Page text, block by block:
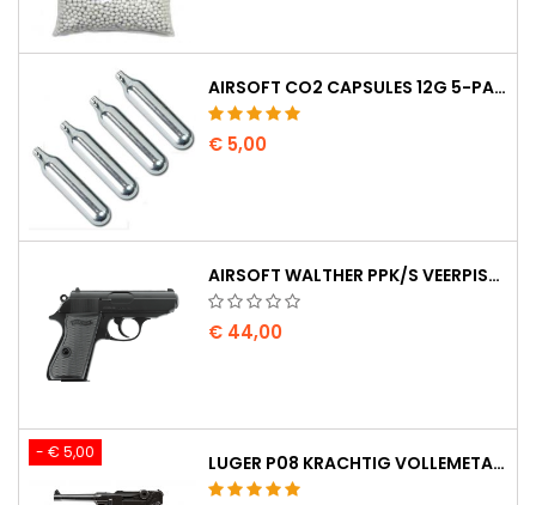
AIRSOFT CO2 CAPSULES 12G 5-PAK - GEMAAKT IN HONGARIJE, EU, PREMIUM KWALITEIT
€ 5,00
AIRSOFT WALTHER PPK/S VEERPISTOOL
€ 44,00
- € 5,00 LUGER P08 KRACHTIG VOLLEMETAAL CO2 AIRSOFT PISTOOL - UMAREX LEGENDS